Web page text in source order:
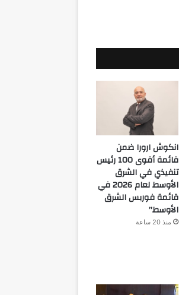
انكوش ارورا ضمن
قائمة أقوى 100 رئيس
تنفيذي في الشرق
الأوسط لعام 2026 في
قائمة فوربس الشرق
الأوسط”
منذ 20 ساعة